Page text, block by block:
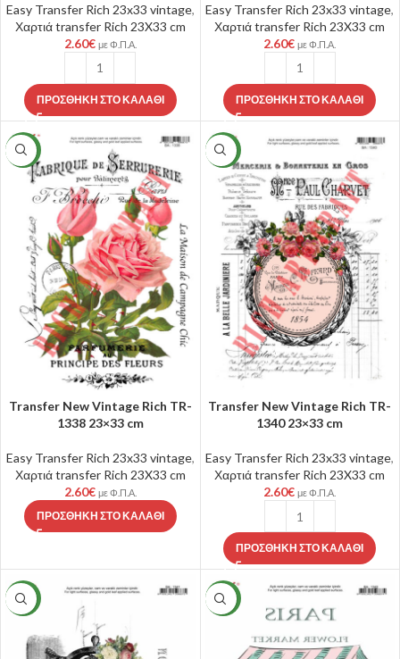
Easy Transfer Rich 23x33 vintage,
Χαρτιά transfer Rich 23X33 cm
2.60€ με Φ.Π.Α.
ΠΡΟΣΘΉΚΗ ΣΤΟ ΚΑΛΆΘΙ
Easy Transfer Rich 23x33 vintage,
Χαρτιά transfer Rich 23X33 cm
2.60€ με Φ.Π.Α.
ΠΡΟΣΘΉΚΗ ΣΤΟ ΚΑΛΆΘΙ
NEW
Transfer New Vintage Rich TR-
1338 23×33 cm
Easy Transfer Rich 23x33 vintage,
Χαρτιά transfer Rich 23X33 cm
2.60€ με Φ.Π.Α.
ΠΡΟΣΘΉΚΗ ΣΤΟ ΚΑΛΆΘΙ
NEW
Transfer New Vintage Rich TR-
1340 23×33 cm
Easy Transfer Rich 23x33 vintage,
Χαρτιά transfer Rich 23X33 cm
2.60€ με Φ.Π.Α.
ΠΡΟΣΘΉΚΗ ΣΤΟ ΚΑΛΆΘΙ
NEW NEW